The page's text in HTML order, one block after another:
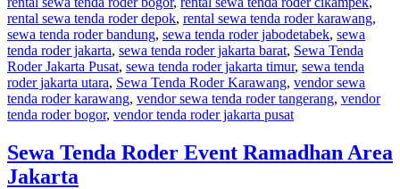
rental sewa tenda roder depok, rental sewa tenda roder karawang,
sewa tenda roder bandung, sewa tenda roder jabodetabek, sewa
tenda roder jakarta, sewa tenda roder jakarta barat, Sewa Tenda
Roder Jakarta Pusat, sewa tenda roder jakarta timur, sewa tenda
roder jakarta utara, Sewa Tenda Roder Karawang, vendor sewa
tenda roder karawang, vendor sewa tenda roder tangerang, vendor
tenda roder bogor, vendor tenda roder jakarta pusat
Sewa Tenda Roder Event Ramadhan Area
Jakarta